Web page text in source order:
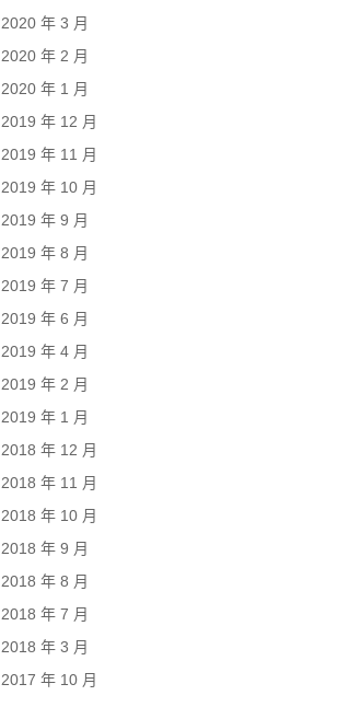
2020 年 3 月
2020 年 2 月
2020 年 1 月
2019 年 12 月
2019 年 11 月
2019 年 10 月
2019 年 9 月
2019 年 8 月
2019 年 7 月
2019 年 6 月
2019 年 4 月
2019 年 2 月
2019 年 1 月
2018 年 12 月
2018 年 11 月
2018 年 10 月
2018 年 9 月
2018 年 8 月
2018 年 7 月
2018 年 3 月
2017 年 10 月